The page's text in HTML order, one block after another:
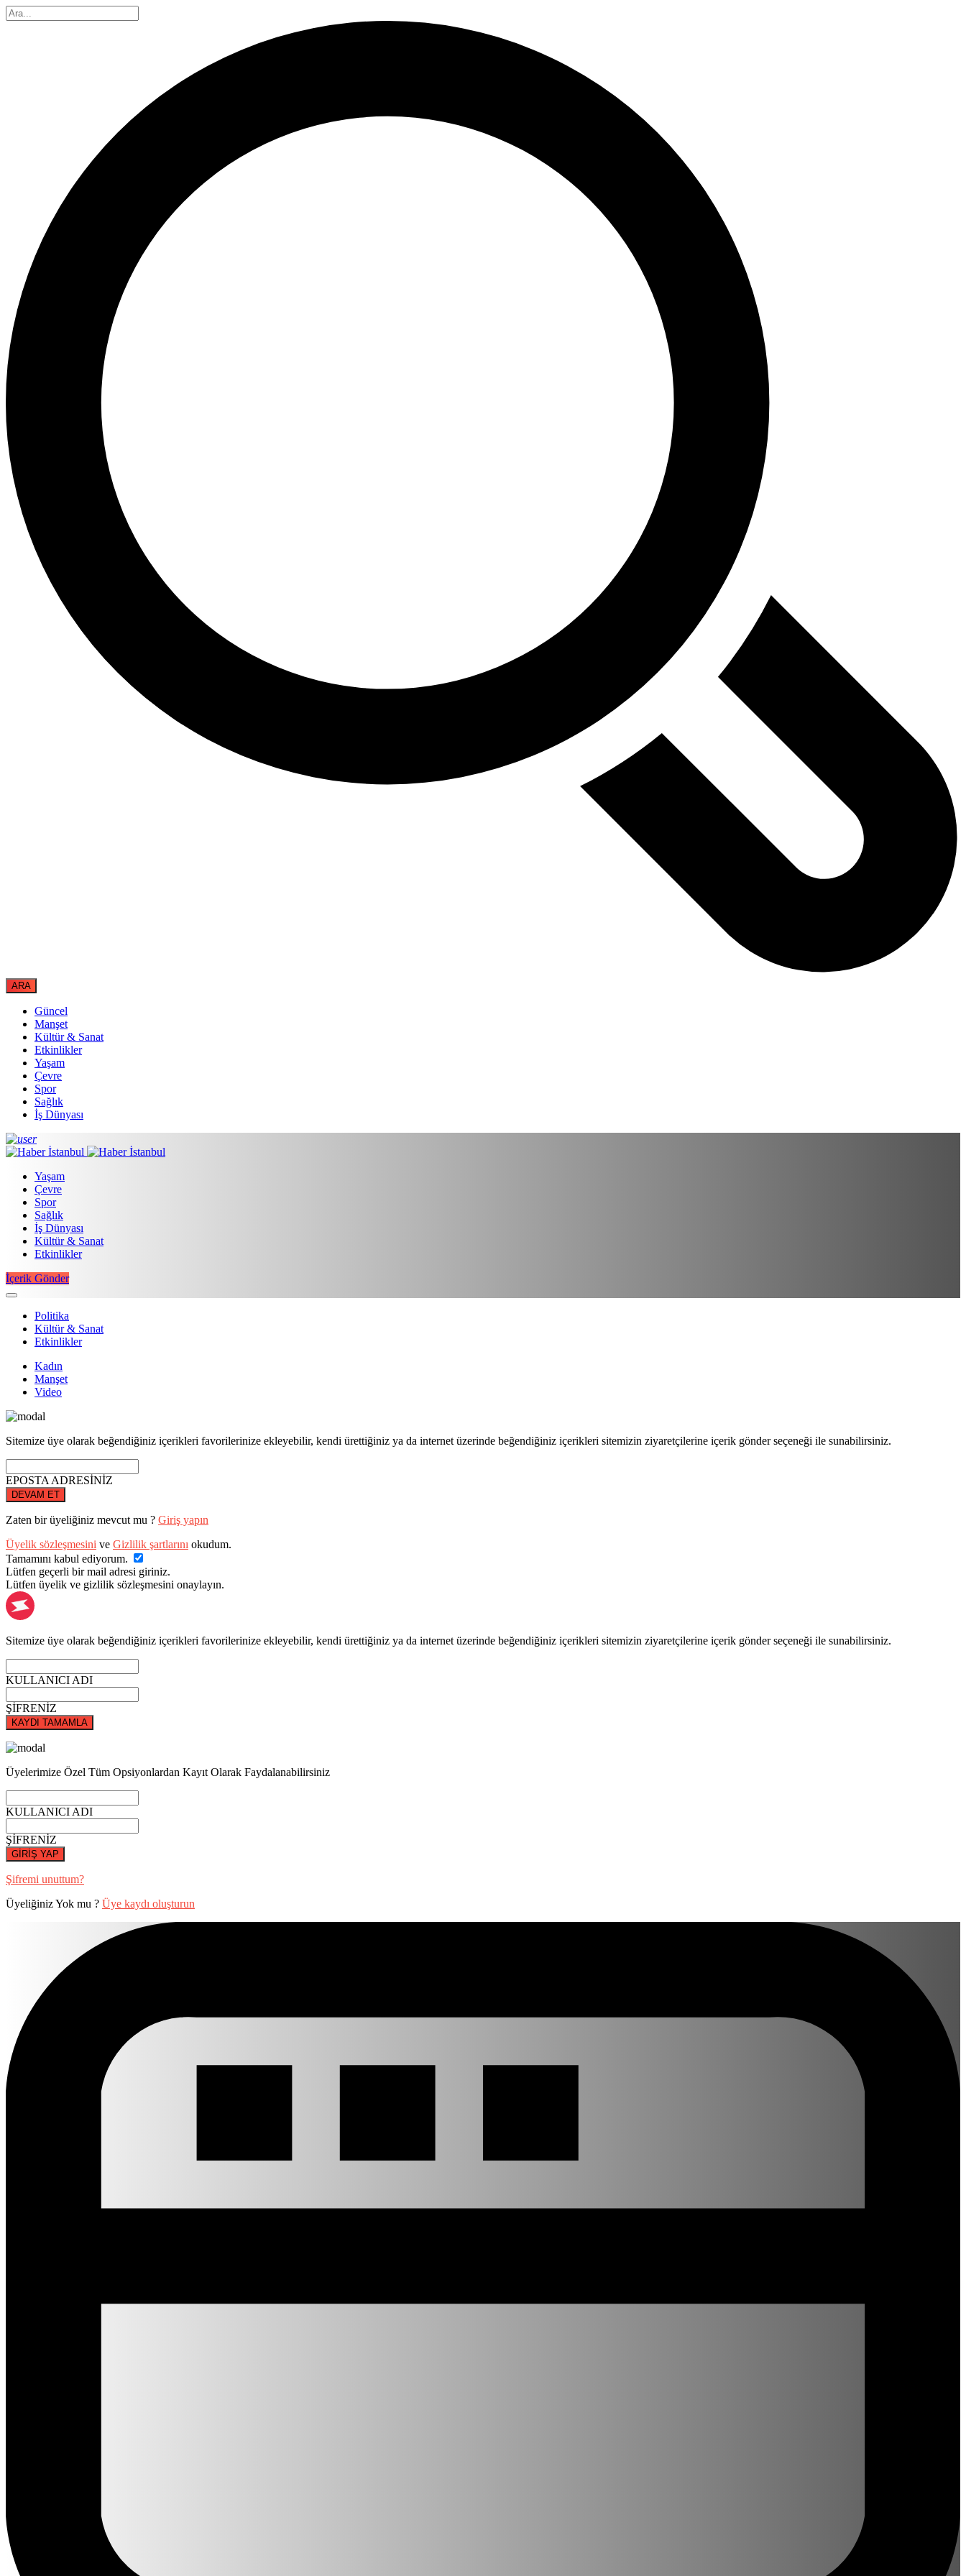
Güncel
Manşet
Kültür & Sanat
Etkinlikler
Yaşam
Çevre
Spor
Sağlık
İş Dünyası
Yaşam
Çevre
Spor
Sağlık
İş Dünyası
Kültür & Sanat
Etkinlikler
İçerik Gönder
Politika
Kültür & Sanat
Etkinlikler
Kadın
Manşet
Video
Sitemize üye olarak beğendiğiniz içerikleri favorilerinize ekleyebilir, kendi ürettiğiniz ya da internet üzerinde beğendiğiniz içerikleri sitemizin ziyaretçilerine içerik gönder seçeneği ile sunabilirsiniz.
EPOSTA ADRESİNİZ
DEVAM ET
Zaten bir üyeliğiniz mevcut mu ? Giriş yapın
Üyelik sözleşmesini ve Gizlilik şartlarını okudum.
Tamamını kabul ediyorum.
Lütfen geçerli bir mail adresi giriniz.
Lütfen üyelik ve gizlilik sözleşmesini onaylayın.
Sitemize üye olarak beğendiğiniz içerikleri favorilerinize ekleyebilir, kendi ürettiğiniz ya da internet üzerinde beğendiğiniz içerikleri sitemizin ziyaretçilerine içerik gönder seçeneği ile sunabilirsiniz.
KULLANICI ADI
ŞİFRENİZ
KAYDI TAMAMLA
Üyelerimize Özel Tüm Opsiyonlardan Kayıt Olarak Faydalanabilirsiniz
KULLANICI ADI
ŞİFRENİZ
GİRİŞ YAP
Şifremi unuttum?
Üyeliğiniz Yok mu ? Üye kaydı oluşturun